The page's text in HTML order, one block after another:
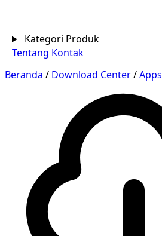
Kategori Produk
Tentang Kontak
Beranda / Download Center/Apps